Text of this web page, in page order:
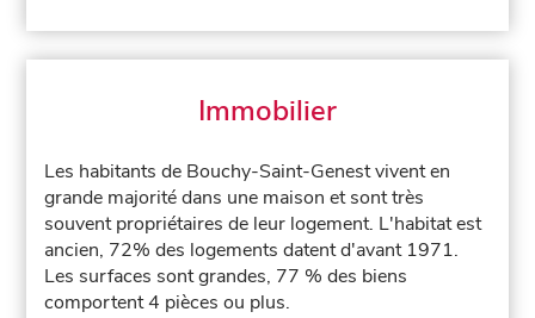
Immobilier
Les habitants de Bouchy-Saint-Genest vivent en
grande majorité dans une maison et sont très
souvent propriétaires de leur logement. L'habitat est
ancien, 72% des logements datent d'avant 1971.
Les surfaces sont grandes, 77 % des biens
comportent 4 pièces ou plus.